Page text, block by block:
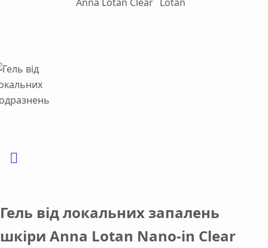
Гель від локальних запалень
шкіри Anna Lotan Nano-in Clear